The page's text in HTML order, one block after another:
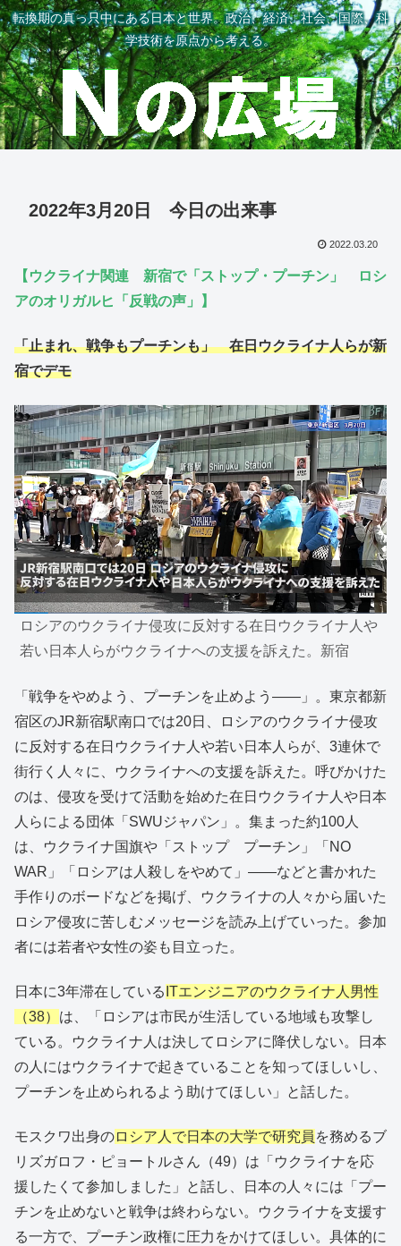
転換期の真っ只中にある日本と世界。政治、経済、社会、国際、科
学技術を原点から考える。
2022年3月20日 今日の出来事
2022.03.20
【ウクライナ関連 新宿で「ストップ・プーチン」 ロシ
アのオリガルヒ
「 反戦の声」】
「止まれ、戦争もプーチンも」 在日ウクライナ人らが新
宿でデモ
ロシアのウクライナ侵攻に反対する在日ウクライナ人や
若い日本人らがウクライナへの支援を訴えた。新宿
「戦争をやめよう、プーチンを止めよう――」。東京都新
宿区のJR新宿駅南口では20日、ロシアのウクライナ侵攻
に反対する在日ウクライナ人や若い日本人らが、3連休で
街行く人々に、ウクライナへの支援を訴えた。呼びかけた
のは、侵攻を受けて活動を始めた在日ウクライナ人や日本
人らによる団体「SWUジャパン」。集まった約100人
は、ウクライナ国旗や「ストップ プーチン」「NO
WAR」「ロシアは人殺しをやめて」――などと書かれた
手作りのボードなどを掲げ、ウクライナの人々から届いた
ロシア侵攻に苦しむメッセージを読み上げていった。参加
者には若者や女性の姿も目立った。
日本に3年滞在している ITエンジニアのウクライナ人男性
（38） は、「ロシアは市民が生活している地域も攻撃し
ている。ウクライナ人は決してロシアに降伏しない。日本
の人にはウクライナで起きていることを知ってほしいし、
プーチンを止められるよう助けてほしい」と話した。
モスクワ出身のロシア人で日本の大学で研究員 を務めるブ
リズガロフ・ピョートルさん（49）は「ウクライナを応
援したくて参加しました」と話し、日本の人々には「プー
チンを止めないと戦争は終わらない。ウクライナを支援す
る一方で、プーチン政権に圧力をかけてほしい。具体的に